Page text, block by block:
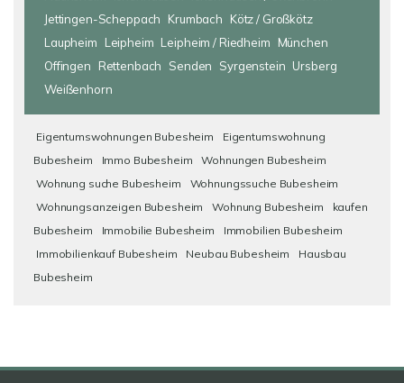
Jettingen-Scheppach
Krumbach
Kötz / Großkötz
Laupheim
Leipheim Leipheim / Riedheim
München
Offingen
Rettenbach Senden Syrgenstein Ursberg
Weißenhorn
Eigentumswohnungen Bubesheim
Eigentumswohnung
Bubesheim
Immo Bubesheim
Wohnungen Bubesheim
Wohnung suche Bubesheim
Wohnungssuche Bubesheim
Wohnungsanzeigen Bubesheim
Wohnung Bubesheim
kaufen
Bubesheim
Immobilie Bubesheim
Immobilien Bubesheim
Immobilienkauf Bubesheim
Neubau Bubesheim
Hausbau
Bubesheim